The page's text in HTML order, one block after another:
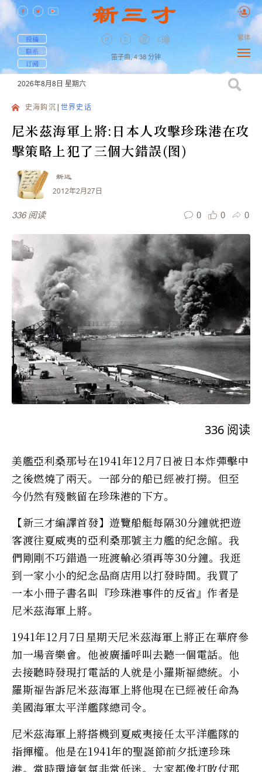
投稿
联系
订阅
笛子曲, 4:38 分钟
繁体
2026年8月8日 星期六
史海鈎沉 世界史话
尼米茲海軍上將:日本人攻擊珍珠港在攻
擊策略上犯了三個大錯誤(图)
新远
2012年2月27日
336 阅读 0 0 0
336 阅读
美艦亞利桑那号在1941年12月7日被日本炸彈擊中
之後燃燒了兩天。一部分的船已經被打撈。但至
今仍然有殘骸留在珍珠港的下方。
【新三才編譯首發】遊覽船艇每隔30分鐘就把遊
客渡往夏威夷的亞利桑那號主力艦的紀念館。我
們剛剛不巧錯過一班渡輪必須再等30分鐘。我逛
到一家小小的紀念品商店用以打發時間。我買了
一本小冊子書名叫『珍珠港事件的反省』作者是
尼米茲海軍上將。
1941年12月7日星期天尼米茲海軍上將正在華府參
加一場音樂會。他被廣播呼叫去聽一個電話。他
去接聽時發現打電話的人就是小羅斯福總統。小
羅斯福告訴尼米茲海軍上將他現在已經被任命為
美國海軍太平洋艦隊總司令。
尼米茲海軍上將搭機到夏威夷接任太平洋艦隊的
指揮權。他是在1941年的聖誕節前夕抵達珍珠
港。當時環境氣氛非常低迷。大家都像打敗仗那